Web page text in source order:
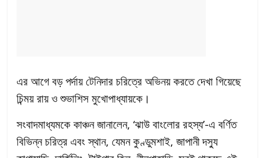
এর আগে বড় পর্দায় টেনিদার চরিত্রে অভিনয় করতে দেখা গিয়েছে
চিন্ময় রায় ও শুভাশিস মুখোপাধ্যায়কে।
সংবাদমাধ্যমকে কাঞ্চন জানালেন, ‘ঝাউ বাংলোর রহস্য’-এ বর্ণিত
বিভিন্ন চরিত্র এবং স্থান, যেমন কুণ্ডুমশাই, জাপানী দস্যু